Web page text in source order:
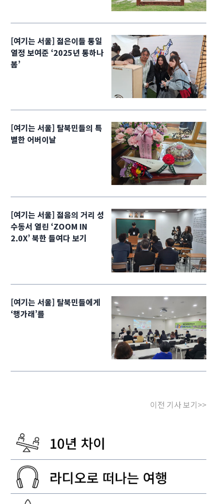
[여기는 서울] 젊은이들 통일
열정 보여준 ‘2025년 통하나
봄’
[여기는 서울] 탈북민들의 특
별한 어버이날
[여기는 서울] 젊음의 거리 성
수동서 열린 ‘ZOOM IN
2.0X’ 북한 들여다 보기
[여기는 서울] 탈북민들에게
‘행가래’를
이전 기사 보기>>